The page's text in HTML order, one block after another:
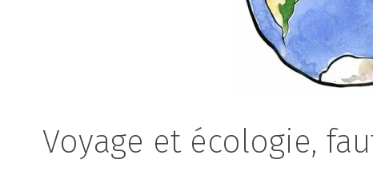
Voyage et écologie,